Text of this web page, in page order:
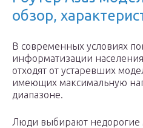
обзор,
В современных условиях
информатизации
отходят от устаревших
имеющих максимальную
диапазоне.
Люди выбирают недорогие